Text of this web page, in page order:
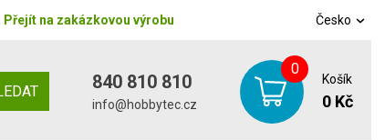
Přejít na zakázkovou výrobu Česko
840 810 810
info@hobbytec.cz
0
Košík
0 Kč